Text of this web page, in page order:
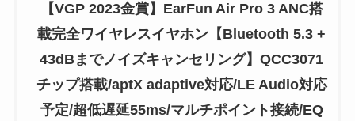
【VGP 2023金賞】EarFun Air Pro 3 ANC搭
載完全ワイヤレスイヤホン【Bluetooth 5.3 +
43dBまでノイズキャンセリング】QCC3071
チップ搭載/aptX adaptive対応/LE Audio対応
予定/超低遅延55ms/マルチポイント接続/EQ